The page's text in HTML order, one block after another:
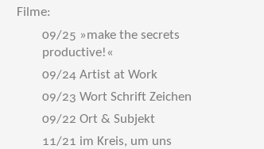
Filme:
09/25 »make the secrets
productive!«
09/24 Artist at Work
09/23 Wort Schrift Zeichen
09/22 Ort & Subjekt
11/21 im Kreis, um uns